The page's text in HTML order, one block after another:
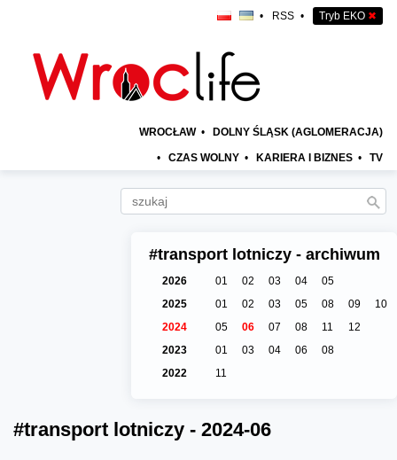
• RSS • Tryb EKO ✖
WROCŁAW • DOLNY ŚLĄSK (AGLOMERACJA)
• CZAS WOLNY • KARIERA I BIZNES • TV
#transport lotniczy - archiwum
2026 01 02 03 04
05
2025
01 02 03 05 08 09
10
2024
05 06 07 08 11
12
2023
01 03 04 06
08
2022
11
#transport lotniczy - 2024-06